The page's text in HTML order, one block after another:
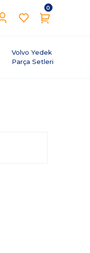
0
Volvo Yedek
Parça Setleri